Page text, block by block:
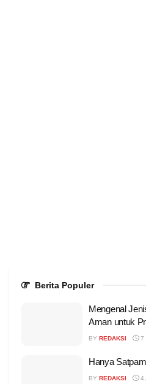
Berita Populer
Mengenal
Aman untuk
BY REDAKSI 7
Hanya
BY REDAKSI 4